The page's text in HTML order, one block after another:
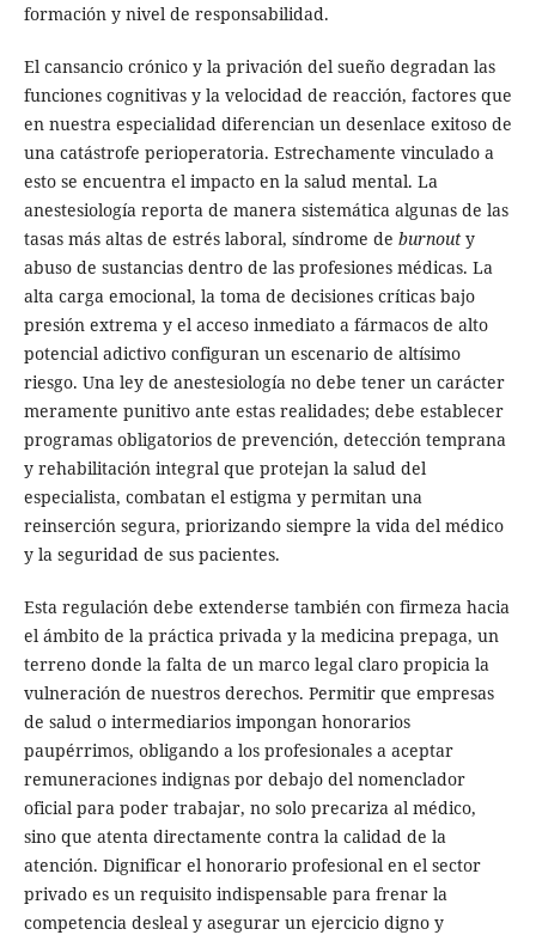
formación y nivel de responsabilidad.
El cansancio crónico y la privación del sueño degradan las
funciones cognitivas y la velocidad de reacción, factores que
en nuestra especialidad diferencian un desenlace exitoso de
una catástrofe perioperatoria. Estrechamente vinculado a
esto se encuentra el impacto en la salud mental. La
anestesiología reporta de manera sistemática algunas de las
tasas más altas de estrés laboral, síndrome de burnouty
abuso de sustancias dentro de las profesiones médicas. La
alta carga emocional, la toma de decisiones críticas bajo
presión extrema y el acceso inmediato a fármacos de alto
potencial adictivo configuran un escenario de altísimo
riesgo. Una ley de anestesiología no debe tener un carácter
meramente punitivo ante estas realidades; debe establecer
programas obligatorios de prevención, detección temprana
y rehabilitación integral que protejan la salud del
especialista, combatan el estigma y permitan una
reinserción segura, priorizando siempre la vida del médico
y la seguridad de sus pacientes.
Esta regulación debe extenderse también con firmeza hacia
el ámbito de la práctica privada y la medicina prepaga, un
terreno donde la falta de un marco legal claro propicia la
vulneración de nuestros derechos. Permitir que empresas
de salud o intermediarios impongan honorarios
paupérrimos, obligando a los profesionales a aceptar
remuneraciones indignas por debajo del nomenclador
oficial para poder trabajar, no solo precariza al médico,
sino que atenta directamente contra la calidad de la
atención. Dignificar el honorario profesional en el sector
privado es un requisito indispensable para frenar la
competencia desleal y asegurar un ejercicio digno y